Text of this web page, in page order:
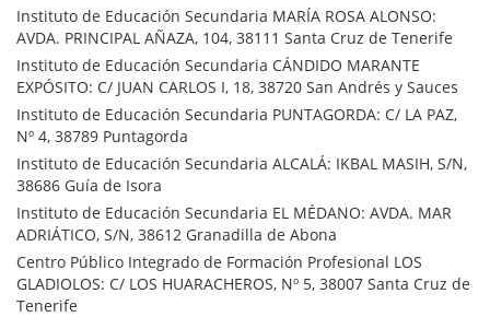
Instituto de Educación Secundaria MARÍA ROSA ALONSO:
AVDA. PRINCIPAL AÑAZA, 104, 38111 Santa Cruz de Tenerife
Instituto de Educación Secundaria CÁNDIDO MARANTE
EXPÓSITO: C/ JUAN CARLOS I, 18, 38720 San Andrés y Sauces
Instituto de Educación Secundaria PUNTAGORDA: C/ LA PAZ,
Nº 4, 38789 Puntagorda
Instituto de Educación Secundaria ALCALÁ: IKBAL MASIH, S/N,
38686 Guía de Isora
Instituto de Educación Secundaria EL MÉDANO: AVDA. MAR
ADRIÁTICO, S/N, 38612 Granadilla de Abona
Centro Público Integrado de Formación Profesional LOS
GLADIOLOS: C/ LOS HUARACHEROS, Nº 5, 38007 Santa Cruz de
Tenerife